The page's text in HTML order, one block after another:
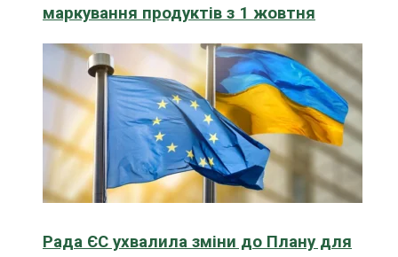
маркування продуктів з 1 жовтня
Рада ЄС ухвалила зміни до Плану для